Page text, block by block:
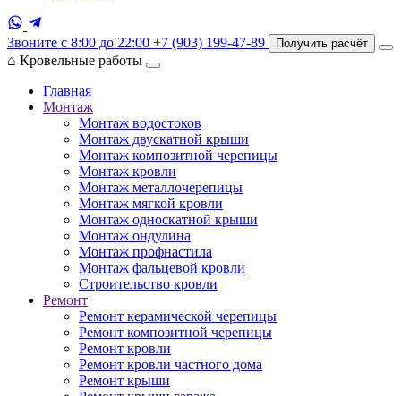
Звоните с 8:00 до 22:00 +7 (903) 199-47-89 Получить расчёт
⌂ Кровельные работы
Главная
Монтаж
Монтаж водостоков
Монтаж двускатной крыши
Монтаж композитной черепицы
Монтаж кровли
Монтаж металлочерепицы
Монтаж мягкой кровли
Монтаж односкатной крыши
Монтаж ондулина
Монтаж профнастила
Монтаж фальцевой кровли
Строительство кровли
Ремонт
Ремонт керамической черепицы
Ремонт композитной черепицы
Ремонт кровли
Ремонт кровли частного дома
Ремонт крыши